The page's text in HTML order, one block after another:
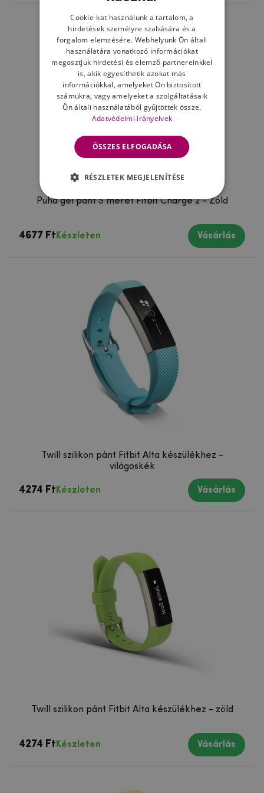
Puha gél pánt S méret Fitbit Charge 2 - Zöld
4677 Ft Készleten Vásárlás
Twill szilikon pánt Fitbit Alta készülékhez -
világoskék
4274 Ft Készleten Vásárlás
Twill szilikon pánt Fitbit Alta készülékhez - zöld
4274 Ft Készleten Vásárlás
Cookie-kat használunk a tartalom, a
hirdetések személyre szabására és a
forgalom elemzésére. Webhelyünk Ön általi
használatára vonatkozó információkat
megosztjuk hirdetési és elemző partnereinkkel
is, akik egyesíthetik azokat más
információkkal, amelyeket Ön biztosított
számukra, vagy amelyeket a szolgáltatásaik
Ön általi használatából gyűjtöttek össze.
Adatvédelmi irányelvek
ÖSSZES ELFOGADÁSA
RÉSZLETEK MEGJELENÍTÉSE